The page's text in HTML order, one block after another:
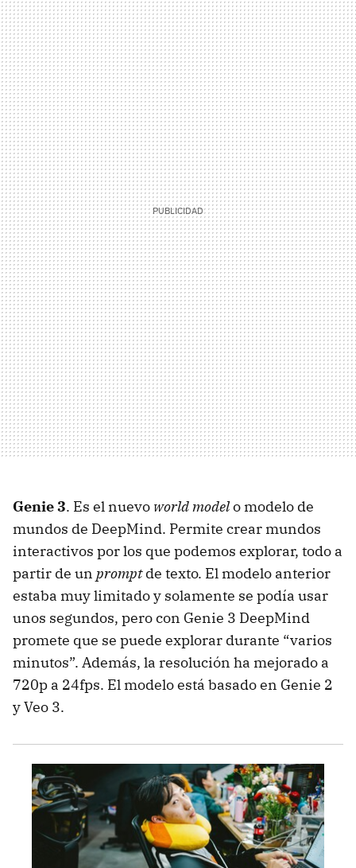
Genie 3. Es el nuevo world modelo modelo de
mundos de DeepMind. Permite crear mundos
interactivos por los que podemos explorar, todo a
partir de un promptde texto. El modelo anterior
estaba muy limitado y solamente se podía usar
unos segundos, pero con Genie 3 DeepMind
promete que se puede explorar durante “varios
minutos”. Además, la resolución ha mejorado a
720p a 24fps. El modelo está basado en Genie 2
y Veo 3.